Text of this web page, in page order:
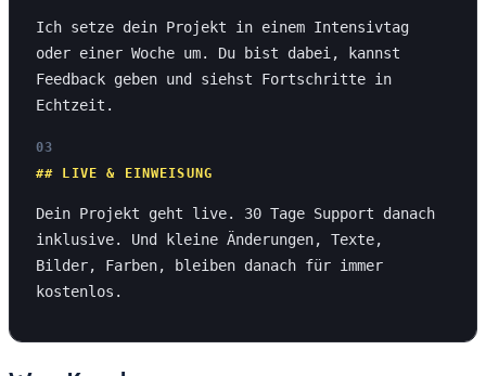
Ich setze dein Projekt in einem Intensivtag
oder einer Woche um. Du bist dabei, kannst
Feedback geben und siehst Fortschritte in
Echtzeit.
03
## LIVE & EINWEISUNG
Dein Projekt geht live. 30 Tage Support danach
inklusive. Und kleine Änderungen, Texte,
Bilder, Farben, bleiben danach für immer
kostenlos.